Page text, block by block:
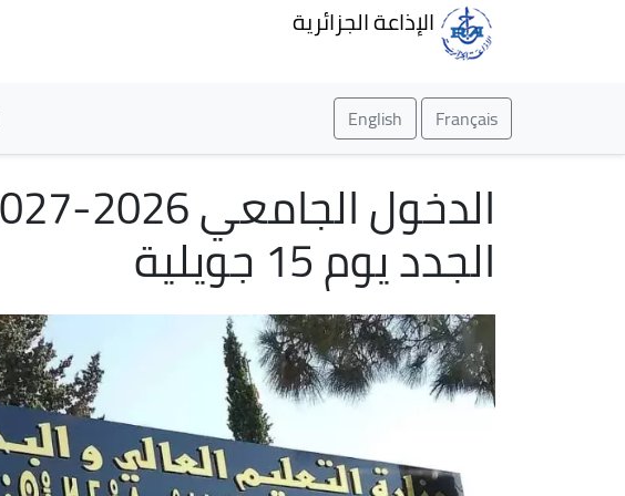
الإذاعة الجزائرية
Français
English
الجدد يوم 15 جويلية